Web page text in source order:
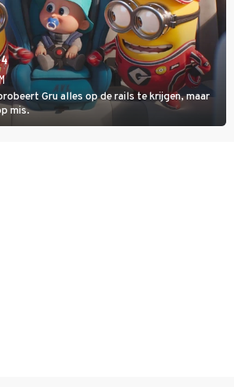
Gru alles op de rails te krijgen, maar
mis.